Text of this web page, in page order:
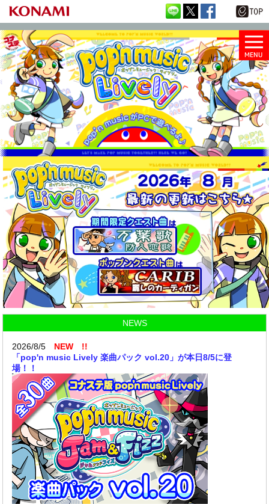
NEWS
2026/8/5 NEW !!
「pop'n music Lively 楽曲パック vol.20」が本日8/5に登
場！！